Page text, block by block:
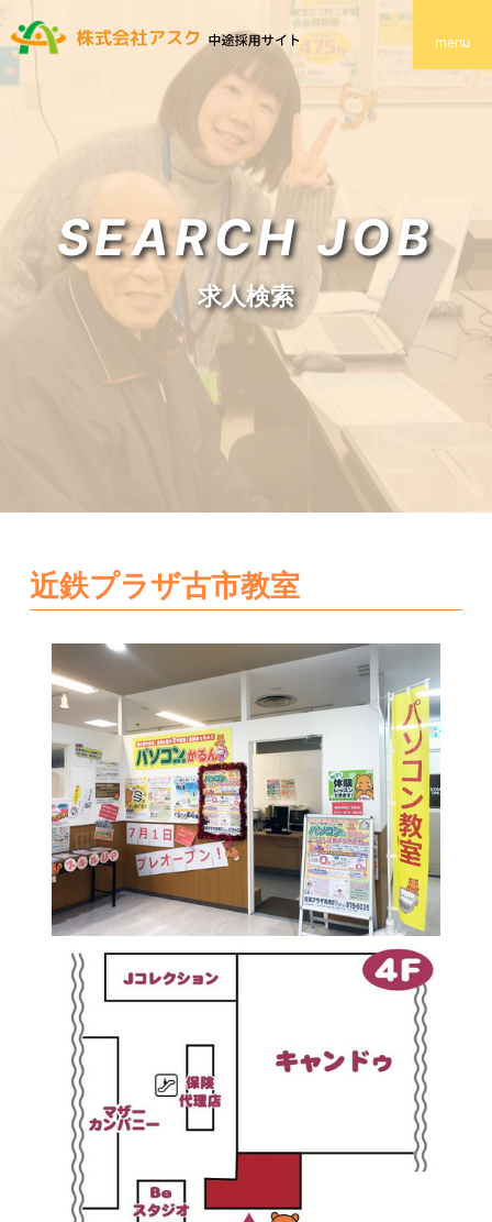
menu
SEARCH JOB
求人検索
近鉄プラザ古市教室